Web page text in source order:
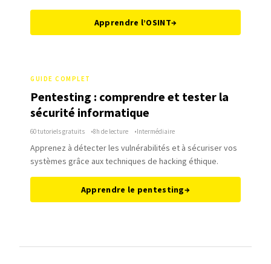
Apprendre l’OSINT→
GUIDE COMPLET
Pentesting : comprendre et tester la
sécurité informatique
60 tutoriels gratuits 8h de lecture Intermédiaire
Apprenez à détecter les vulnérabilités et à sécuriser vos
systèmes grâce aux techniques de hacking éthique.
Apprendre le pentesting→